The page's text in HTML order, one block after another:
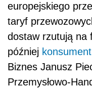
europejskiego
taryf
dostaw rzutują na
później konsument
Biznes Janusz
Przemysłowo-